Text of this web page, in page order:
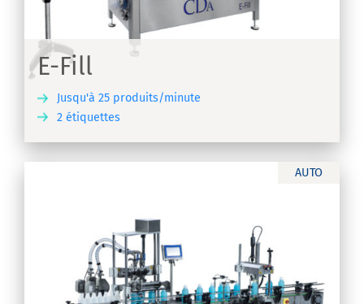
E-Fill
Jusqu'à 25 produits/minute
2 étiquettes
AUTO